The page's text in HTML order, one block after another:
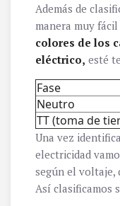
Además de
manera muy
colores de los
eléctrico, esté
Fase
Neutro
TT (toma de
Una vez
electricidad
según el voltaje,
Así clasificamos